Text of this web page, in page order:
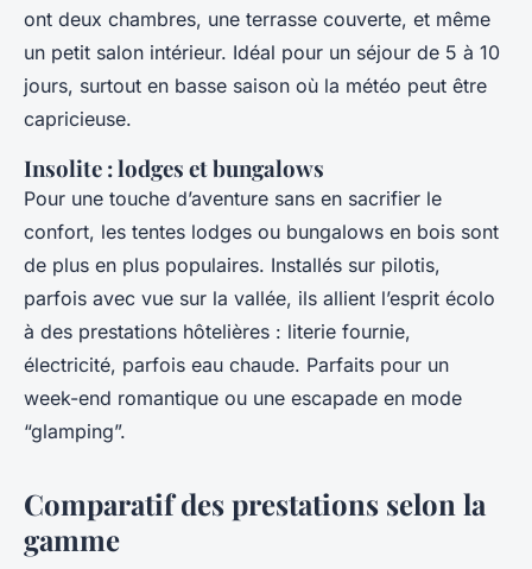
ont deux chambres, une terrasse couverte, et même
un petit salon intérieur. Idéal pour un séjour de 5 à 10
jours, surtout en basse saison où la météo peut être
capricieuse.
Insolite : lodges et bungalows
Pour une touche d’aventure sans en sacrifier le
confort, les tentes lodges ou bungalows en bois sont
de plus en plus populaires. Installés sur pilotis,
parfois avec vue sur la vallée, ils allient l’esprit écolo
à des prestations hôtelières : literie fournie,
électricité, parfois eau chaude. Parfaits pour un
week-end romantique ou une escapade en mode
“glamping”.
Comparatif des prestations selon la
gamme